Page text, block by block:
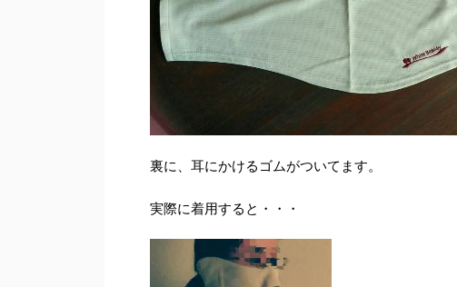
裏に、耳にかけるゴムがついてます。
実際に着用すると・・・